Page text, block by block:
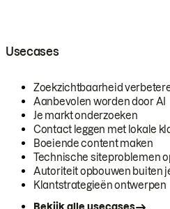
Usecases
Zoekzichtbaarheid
Aanbevolen worden door AI
Je markt onderzoeken
Contact leggen met lokale
Boeiende content maken
Technische siteproblemen
Autoriteit opbouwen buiten
Klantstrategieën ontwerpen